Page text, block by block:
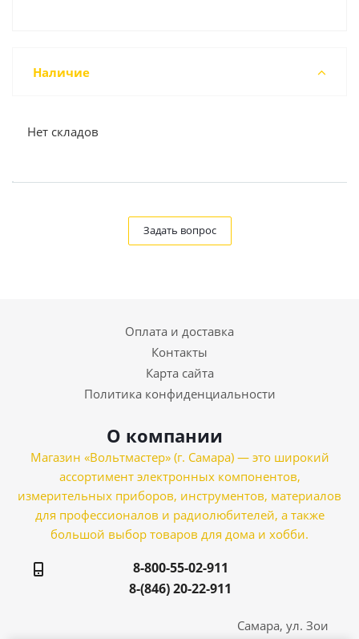
Наличие
Нет складов
Задать вопрос
Оплата и доставка
Контакты
Карта сайта
Политика конфиденциальности
О компании
Магазин «Вольтмастер» (г. Самара) — это широкий
ассортимент электронных компонентов,
измерительных приборов, инструментов, материалов
для профессионалов и радиолюбителей, а также
большой выбор товаров для дома и хобби.
8-800-55-02-911
8-(846) 20-22-911
Самара, ул. Зои